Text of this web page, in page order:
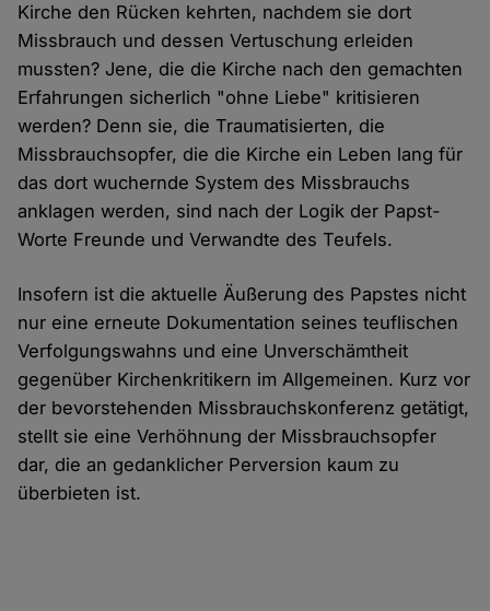
Kirche den Rücken kehrten, nachdem sie dort
Missbrauch und dessen Vertuschung erleiden
mussten? Jene, die die Kirche nach den gemachten
Erfahrungen sicherlich "ohne Liebe" kritisieren
werden? Denn sie, die Traumatisierten, die
Missbrauchsopfer, die die Kirche ein Leben lang für
das dort wuchernde System des Missbrauchs
anklagen werden, sind nach der Logik der Papst-
Worte Freunde und Verwandte des Teufels.
Insofern ist die aktuelle Äußerung des Papstes nicht
nur eine erneute Dokumentation seines teuflischen
Verfolgungswahns und eine Unverschämtheit
gegenüber Kirchenkritikern im Allgemeinen. Kurz vor
der bevorstehenden Missbrauchskonferenz getätigt,
stellt sie eine Verhöhnung der Missbrauchsopfer
dar, die an gedanklicher Perversion kaum zu
überbieten ist.